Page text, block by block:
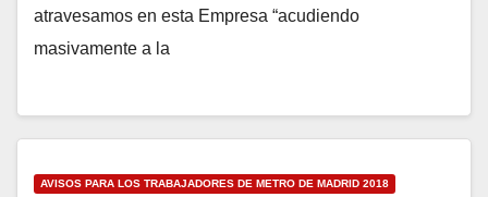
atravesamos en esta Empresa “acudiendo
masivamente a la
AVISOS PARA LOS TRABAJADORES DE METRO DE MADRID 2018